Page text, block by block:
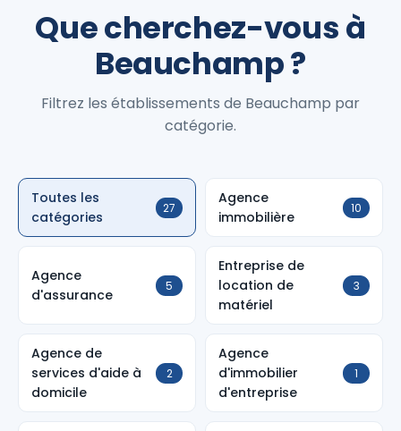
Que cherchez-vous à
Beauchamp ?
Filtrez les établissements de Beauchamp par
catégorie.
Toutes les
catégories
27
Agence
immobilière
10
Agence
d'assurance
5
Entreprise de
location de
matériel
3
Agence de
services d'aide à
domicile
2
Agence
d'immobilier
d'entreprise
1